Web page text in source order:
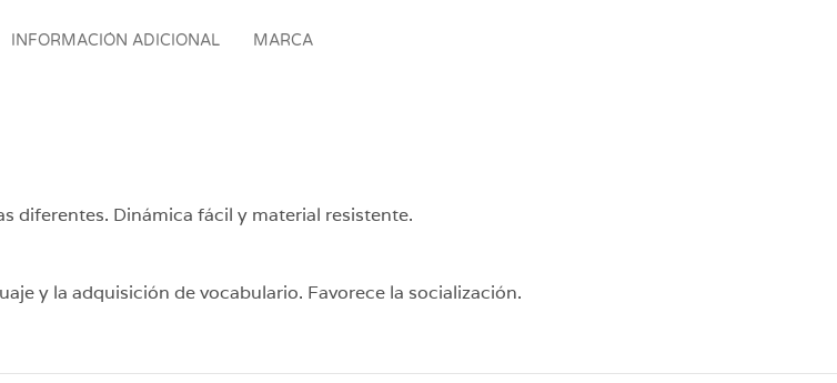
INFORMACIÓN ADICIONAL MARCA
diferentes. Dinámica fácil y material resistente.
y la adquisición de vocabulario. Favorece la socialización.